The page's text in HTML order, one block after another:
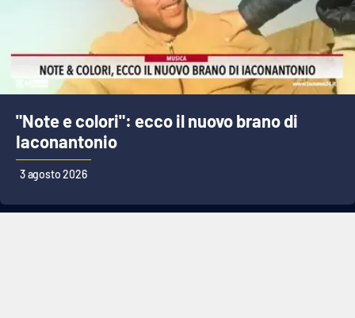
"Note e colori": ecco il nuovo brano di
Iaconantonio
3 agosto 2026